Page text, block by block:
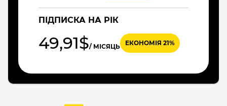
ПІДПИСКА НА РІК
49,91$/ МІСЯЦЬ ЕКОНОМІЯ 21%